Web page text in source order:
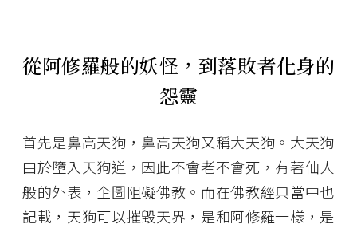
從阿修羅般的妖怪，到落敗者化身的
怨靈
首先是鼻高天狗，鼻高天狗又稱大天狗。大天狗
由於墮入天狗道，因此不會老不會死，有著仙人
般的外表，企圖阻礙佛教。而在佛教經典當中也
記載，天狗可以摧毀天界，是和阿修羅一樣，是